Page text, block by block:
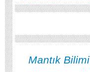
Mantık Bilimi